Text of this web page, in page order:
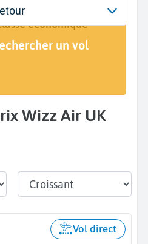
voyage
économique
un vol
Vol direct